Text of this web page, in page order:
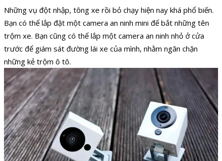
Những vụ đột nhập, tông xe rồi bỏ chạy hiện nay khá phổ biến.
Bạn có thể lắp đặt một camera an ninh mini để bắt những tên
trộm xe. Bạn cũng có thể lắp một camera an ninh nhỏ ở cửa
trước để giám sát đường lái xe của mình, nhằm ngăn chặn
những kẻ trộm ô tô.